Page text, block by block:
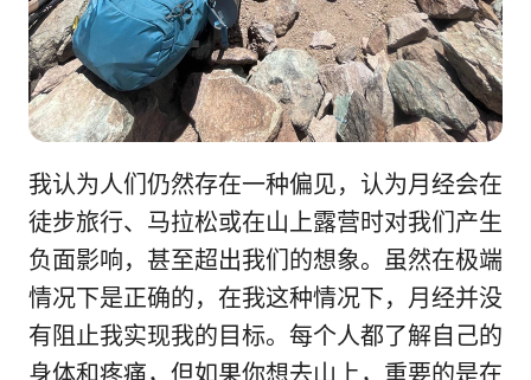
我认为人们仍然存在一种偏见，认为月经会在
徒步旅行、马拉松或在山上露营时对我们产生
负面影响，甚至超出我们的想象。虽然在极端
情况下是正确的，在我这种情况下，月经并没
有阻止我实现我的目标。每个人都了解自己的
身体和疼痛，但如果你想去山上，重要的是在